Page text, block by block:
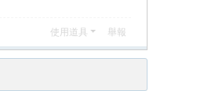
使用道具 舉報